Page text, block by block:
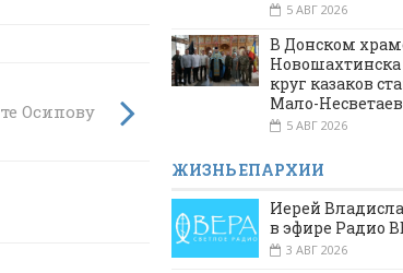
Осипову
5 АВГ 2026
В Донском
Новошахтинска
круг казаков
Мало-
5 АВГ 2026
ЖИЗНЬ ЕПАРХИИ
Иерей
в эфире Радио
3 АВГ 2026